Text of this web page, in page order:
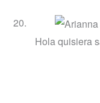
Hola quisiera